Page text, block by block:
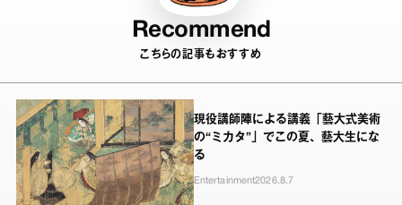
Recommend
こちらの記事もおすすめ
現役講師陣による講義「藝大式美術
の“ミカタ”」でこの夏、藝大生にな
る
Entertainment2026.8.7